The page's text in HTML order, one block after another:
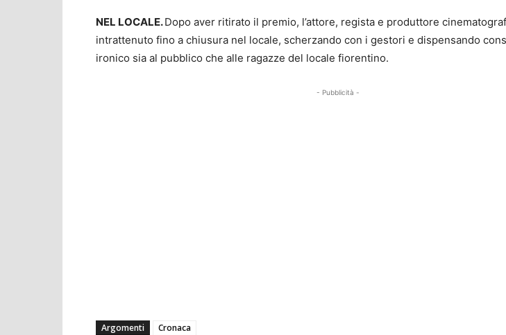
NEL LOCALE.Dopo aver ritirato il premio, l’attore, regista e produttore
intrattenuto fino a chiusura nel locale, scherzando con i gestori e dispensando
ironico sia al pubblico che alle ragazze del locale fiorentino.
- Pubblicità -
Argomenti Cronaca